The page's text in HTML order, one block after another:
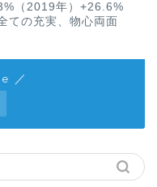
（2019年）+26.6%
ての充実、物心両面
／